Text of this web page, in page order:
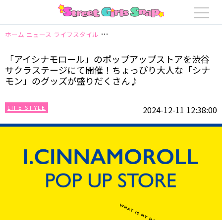
ホーム ニュース ライフスタイル 「アイシナモロール」のポップアップ
「アイシナモロール」のポップアップストアを渋谷
サクラステージにて開催！ちょっぴり大人な「シナ
モン」のグッズが盛りだくさん♪
LIFE STYLE 2024-12-11 12:38:00